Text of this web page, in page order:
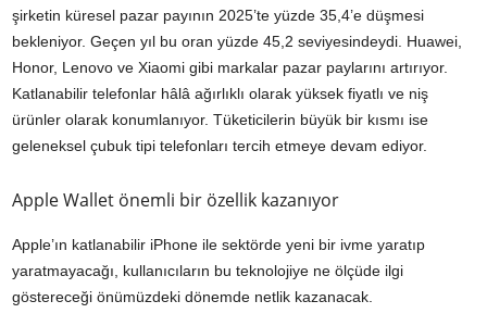
şirketin küresel pazar payının 2025’te yüzde 35,4’e düşmesi
bekleniyor. Geçen yıl bu oran yüzde 45,2 seviyesindeydi. Huawei,
Honor, Lenovo ve Xiaomi gibi markalar pazar paylarını artırıyor.
Katlanabilir telefonlar hâlâ ağırlıklı olarak yüksek fiyatlı ve niş
ürünler olarak konumlanıyor. Tüketicilerin büyük bir kısmı ise
geleneksel çubuk tipi telefonları tercih etmeye devam ediyor.
Apple Wallet önemli bir özellik kazanıyor
Apple’ın katlanabilir iPhone ile sektörde yeni bir ivme yaratıp
yaratmayacağı, kullanıcıların bu teknolojiye ne ölçüde ilgi
göstereceği önümüzdeki dönemde netlik kazanacak.